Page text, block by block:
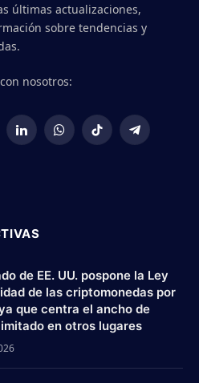
últimas actualizaciones,
sobre tendencias y
nosotros:
LinkedInWhatsApp
TikTok Telegram
de EE. UU. pospone la Ley
de las criptomonedas por
que centra el ancho de
en otros lugares